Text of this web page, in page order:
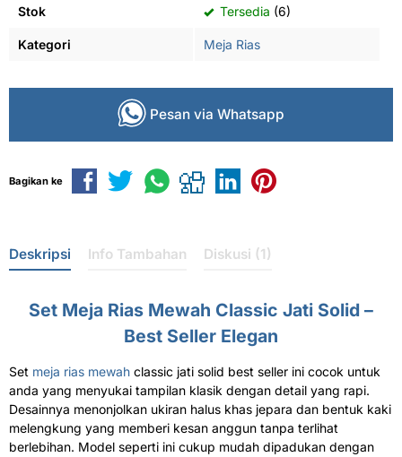
Stok Tersedia (6)
Kategori Meja Rias
Pesan via Whatsapp
Bagikan ke
Deskripsi Info Tambahan Diskusi (1)
Set Meja Rias Mewah Classic Jati Solid –
Best Seller Elegan
Set meja rias mewah classic jati solid best seller ini cocok untuk
anda yang menyukai tampilan klasik dengan detail yang rapi.
Desainnya menonjolkan ukiran halus khas jepara dan bentuk kaki
melengkung yang memberi kesan anggun tanpa terlihat
berlebihan. Model seperti ini cukup mudah dipadukan dengan